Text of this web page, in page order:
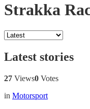
Strakka
Latest stories
27 Views0 Votes
in Motorsport